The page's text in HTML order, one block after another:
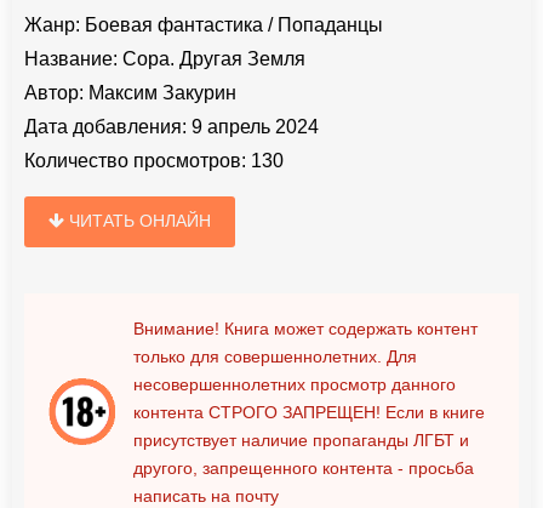
Жанр: Боевая фантастика / Попаданцы
Название: Сора. Другая Земля
Автор: Максим Закурин
Дата добавления: 9 апрель 2024
Количество просмотров: 130
ЧИТАТЬ ОНЛАЙН
Внимание! Книга может содержать контент
только для совершеннолетних. Для
несовершеннолетних просмотр данного
контента СТРОГО ЗАПРЕЩЕН! Если в книге
присутствует наличие пропаганды ЛГБТ и
другого, запрещенного контента - просьба
написать на почту